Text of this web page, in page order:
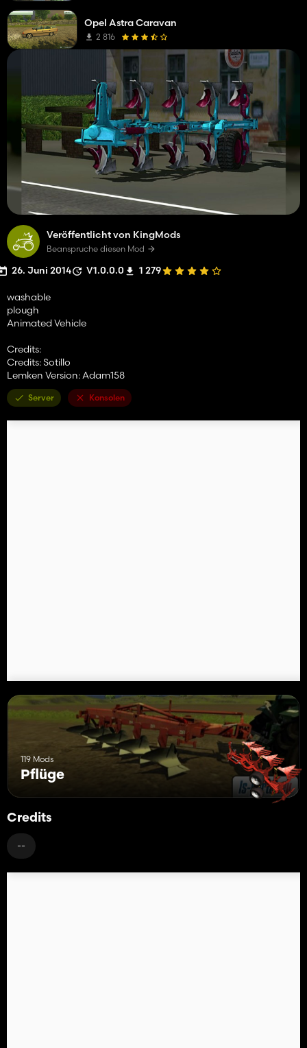
Veröffentlicht von KingMods
Beanspruche diesen Mod
26. Juni 2014 V1.0.0.0 1 279
washable
plough
Animated Vehicle
Credits:
Credits: Sotillo
Lemken Version: Adam158
Server Konsolen
119 Mods
Pflüge
Credits
--
Opel Astra Caravan
2 816